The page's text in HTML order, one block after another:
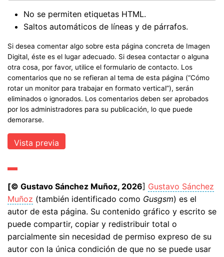
No se permiten etiquetas HTML.
Saltos automáticos de líneas y de párrafos.
Si desea comentar algo sobre esta página concreta de Imagen
Digital, éste es el lugar adecuado. Si desea contactar o alguna
otra cosa, por favor, utilice el formulario de contacto. Los
comentarios que no se refieran al tema de esta página (“Cómo
rotar un monitor para trabajar en formato vertical”), serán
eliminados o ignorados. Los comentarios deben ser aprobados
por los administradores para su publicación, lo que puede
demorarse.
[© Gustavo Sánchez Muñoz, 2026] Gustavo Sánchez
Muñoz (también identificado como Gusgsm) es el
autor de esta página. Su contenido gráfico y escrito se
puede compartir, copiar y redistribuir total o
parcialmente sin necesidad de permiso expreso de su
autor con la única condición de que no se puede usar